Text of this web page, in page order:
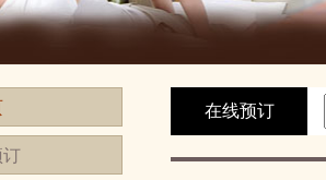
订
在线预订